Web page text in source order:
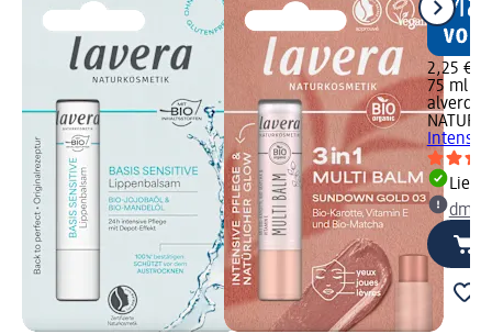
2,25 €
75 ml
alverde
dm